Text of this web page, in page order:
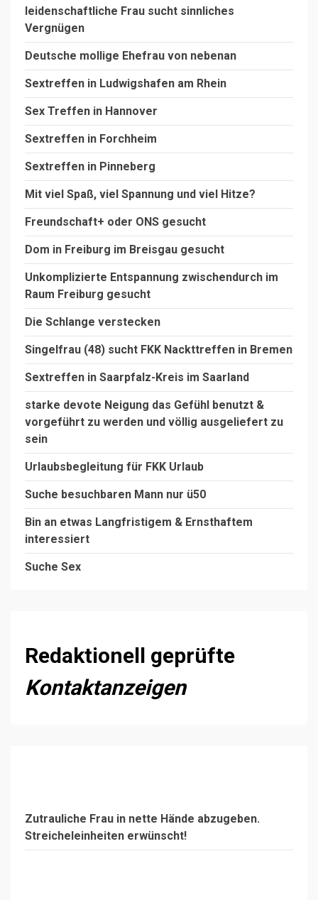
leidenschaftliche Frau sucht sinnliches
Vergnügen
Deutsche mollige Ehefrau von nebenan
Sextreffen in Ludwigshafen am Rhein
Sex Treffen in Hannover
Sextreffen in Forchheim
Sextreffen in Pinneberg
Mit viel Spaß, viel Spannung und viel Hitze?
Freundschaft+ oder ONS gesucht
Dom in Freiburg im Breisgau gesucht
Unkomplizierte Entspannung zwischendurch im
Raum Freiburg gesucht
Die Schlange verstecken
Singelfrau (48) sucht FKK Nackttreffen in Bremen
Sextreffen in Saarpfalz-Kreis im Saarland
starke devote Neigung das Gefühl benutzt &
vorgeführt zu werden und völlig ausgeliefert zu
sein
Urlaubsbegleitung für FKK Urlaub
Suche besuchbaren Mann nur ü50
Bin an etwas Langfristigem & Ernsthaftem
interessiert
Suche Sex
Redaktionell geprüfte
Kontaktanzeigen
Zutrauliche Frau in nette Hände abzugeben.
Streicheleinheiten erwünscht!